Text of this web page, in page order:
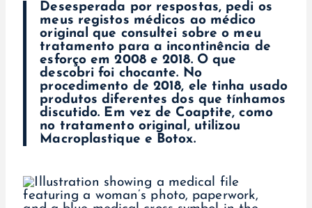
Desesperada por respostas, pedi os
meus registos médicos ao médico
original que consultei sobre o meu
tratamento para a incontinência de
esforço em 2008 e 2018. O que
descobri foi chocante. No
procedimento de 2018, ele tinha usado
produtos diferentes dos que tínhamos
discutido. Em vez de Coaptite, como
no tratamento original, utilizou
Macroplastique e Botox.